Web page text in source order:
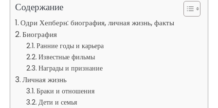
Содержание
Одри Хепберн: биография, личная жизнь, факты
Биография
Ранние годы и карьера
Известные фильмы
Награды и признание
Личная жизнь
Браки и отношения
Дети и семья